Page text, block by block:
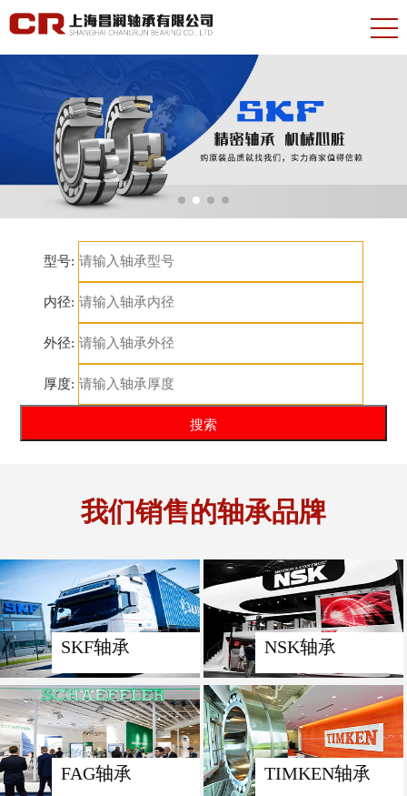
型号:
内径:
外径:
厚度:
我们销售的轴承品牌
SKF轴承 NSK轴承
FAG轴承 TIMKEN轴承